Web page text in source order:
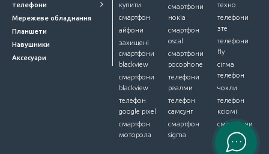
телефони
Мережеве обладнання
Планшети
Навушники
Аксесуари
купити
смартфон
айфони
захищені
смартфони
blackview
смартфони
blackview
телефон
google pixel
смартфон
моторола
смартфони
нокіа
смартфон
oscal
смартфони
pocophone
телефони
реалми
телефон
самсунг
смартфон
sigma
техно
телефони
зте
телефони
fly
сігма
телефон
чохли
телефон
ксіомі
смартфони
alcatel